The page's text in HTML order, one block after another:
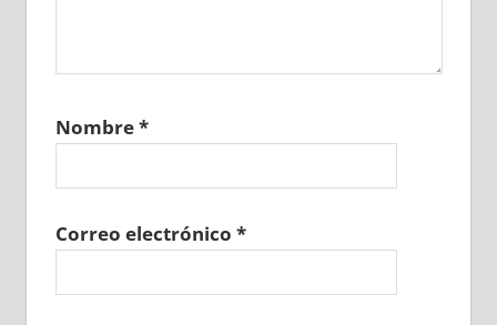
Nombre*
Correo electrónico *